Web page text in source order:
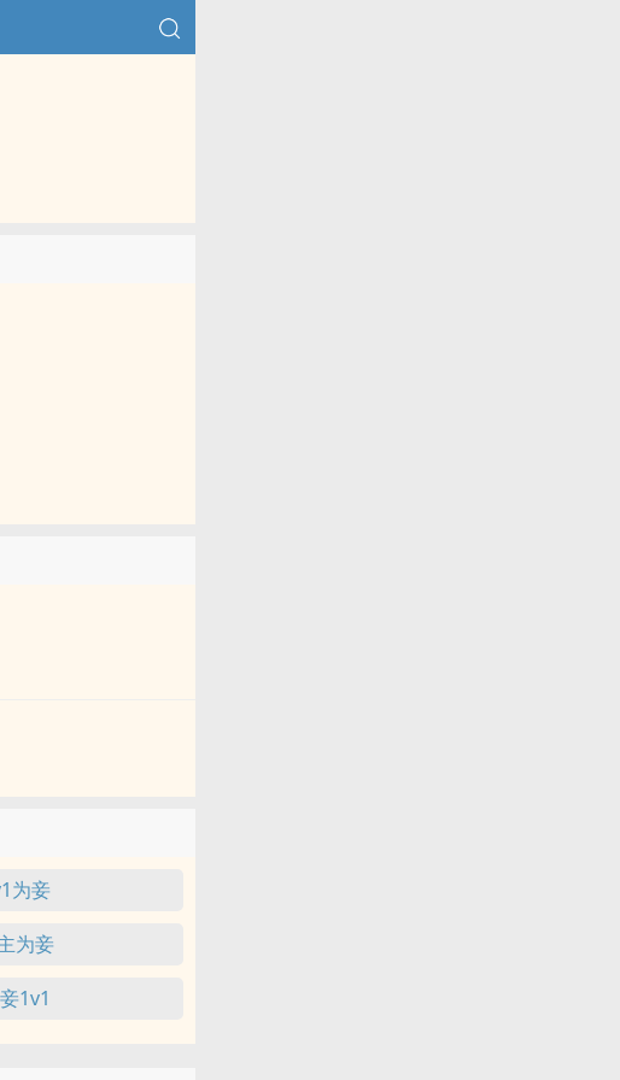
为妾
为妾
1v1